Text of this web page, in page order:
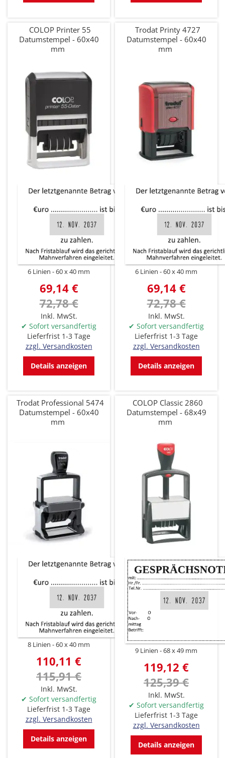
COLOP Printer 55
Datumstempel - 60x40
mm
6 Linien 60 x 40 mm
69,14 €
72,78 €
Inkl. MwSt.
✔ Sofort versandfertig
Lieferfrist 1-3 Tage
zzgl. Versandkosten
Details anzeigen
Trodat Printy 4727
Datumstempel - 60x40
mm
6 Linien 60 x 40 mm
69,14 €
72,78 €
Inkl. MwSt.
✔ Sofort versandfertig
Lieferfrist 1-3 Tage
zzgl. Versandkosten
Details anzeigen
Trodat Professional 5474
Datumstempel - 60x40
mm
8 Linien 60 x 40 mm
110,11 €
115,91 €
Inkl. MwSt.
✔ Sofort versandfertig
Lieferfrist 1-3 Tage
zzgl. Versandkosten
Details anzeigen
COLOP Classic 2860
Datumstempel - 68x49
mm
9 Linien 68 x 49 mm
119,12 €
125,39 €
Inkl. MwSt.
✔ Sofort versandfertig
Lieferfrist 1-3 Tage
zzgl. Versandkosten
Details anzeigen